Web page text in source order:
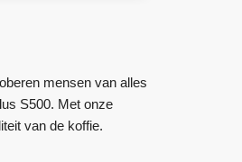
mensen van alles
S500. Met onze
van de koffie.